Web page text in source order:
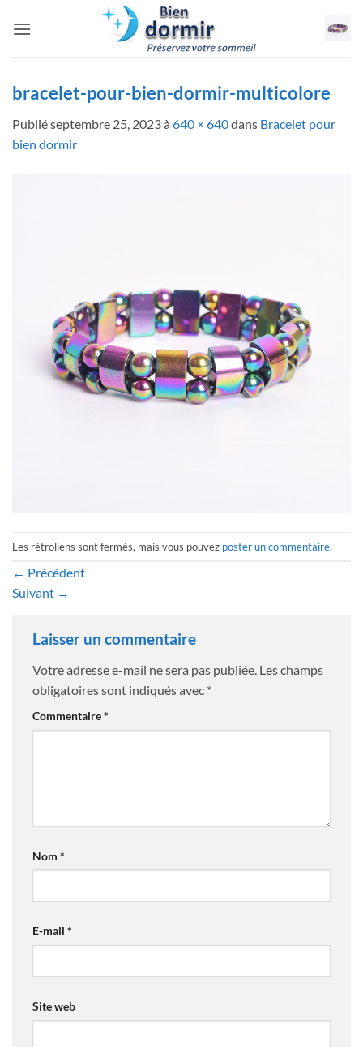
bracelet-pour-bien-dormir-multicolore
Publiéseptembre 25, 2023à 640 × 640dans Bracelet pour
bien dormir
Les rétroliens sont fermés, mais vous pouvez poster un commentaire.
← Précédent
Suivant →
Laisser un commentaire
Votre adresse e-mail ne sera pas publiée. Les champs
obligatoires sont indiqués avec *
Commentaire*
Nom *
E-mail *
Site web